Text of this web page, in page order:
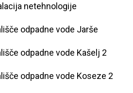
netehnologije
odpadne vode Jarše
odpadne vode Kašelj 2
odpadne vode Koseze 2